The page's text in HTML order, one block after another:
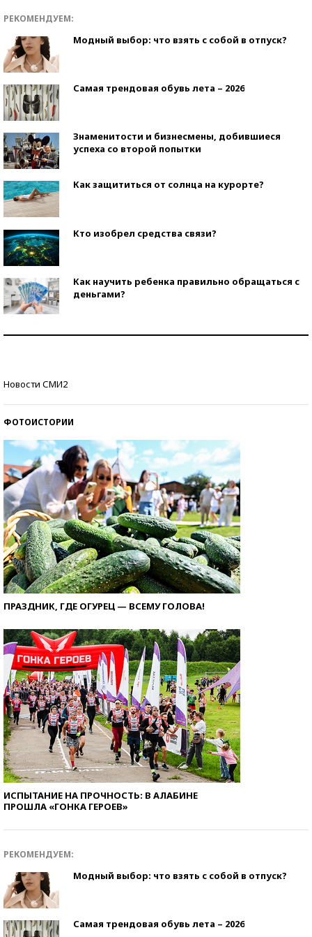
РЕКОМЕНДУЕМ:
Модный выбор: что взять с собой в отпуск?
Самая трендовая обувь лета – 2026
Знаменитости и бизнесмены, добившиеся
успеха со второй попытки
Как защититься от солнца на курорте?
Кто изобрел средства связи?
Как научить ребенка правильно обращаться с
деньгами?
Новости СМИ2
ФОТОИСТОРИИ
ПРАЗДНИК, ГДЕ ОГУРЕЦ — ВСЕМУ ГОЛОВА!
ИСПЫТАНИЕ НА ПРОЧНОСТЬ: В АЛАБИНЕ
ПРОШЛА «ГОНКА ГЕРОЕВ»
РЕКОМЕНДУЕМ:
Модный выбор: что взять с собой в отпуск?
Самая трендовая обувь лета – 2026